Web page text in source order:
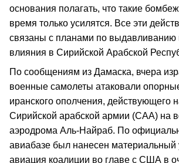
основания полагать, что такие
время только усилятся. Все эти
связаны с планами по выдавливанию
влияния в Сирийской Арабской
По сообщениям из Дамаска, вчера
военные самолеты атаковали
иранского ополчения, действующего
Сирийской арабской армии (САА) на
аэродрома Аль-Найраб. По
авиабазе был нанесен материальный
авиация коалиции во главе с США в